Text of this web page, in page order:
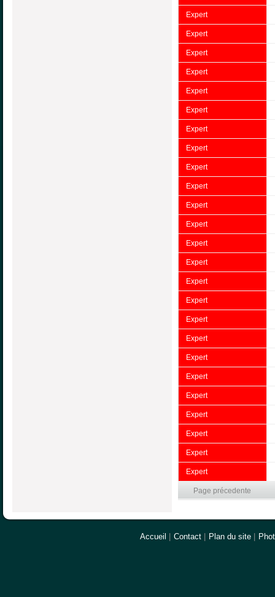
Expert
Expert
Expert
Expert
Expert
Expert
Expert
Expert
Expert
Expert
Expert
Expert
Expert
Expert
Expert
Expert
Expert
Expert
Expert
Expert
Expert
Expert
Expert
Expert
Expert
Page précedente
Accueil Contact Plan du site